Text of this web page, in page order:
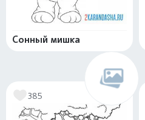
Сонный мишка
385